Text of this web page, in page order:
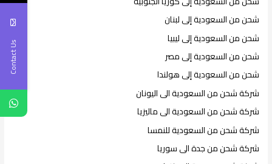
شحن من السعودية إلى لبنان
شحن من السعودية إلى ليبيا
شحن من السعودية إلى مصر
شحن من السعودية إلى هولندا
شركة شحن من السعودية الى اليونان
شركة شحن من السعودية الى ماليزيا
شركة شحن من السعودية للنمسا
شركة شحن من جدة الى سوريا
Contact Us